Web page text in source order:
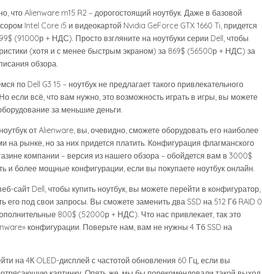
что Alienware m15 R2 – дорогостоящий ноутбук. Даже в базовой
Intel Core i5 и видеокартой Nvidia GeForce GTX 1660 Ti, придется
(91000р + НДС). Просто взгляните на ноутбуки серии Dell, чтобы
(хотя и с менее быстрым экраном) за 869$ (56500р + НДС) за
обзора.
по Dell G3 15 – ноутбук не предлагает такого привлекательного
если всё, что вам нужно, это возможность играть в игры, вы можете
за меньшие деньги.
от Alienware, вы, очевидно, сможете оборудовать его наиболее
на рынке, но за них придется платить. Конфигурация флагманского
компании – версия из нашего обзора – обойдется вам в 3000$
и более мощные конфигурации, если вы покупаете ноутбук онлайн.
сайт Dell, чтобы купить ноутбук, вы можете перейти в конфигуратор,
его под свои запросы. Вы сможете заменить два SSD на 512 Гб RAID 0
800$ (52000р + НДС). Что нас привлекает, так это
конфигурации. Поверьте нам, вам не нужны 4 Тб SSD на
на 4К OLED-дисплей с частотой обновления 60 Гц, если вы